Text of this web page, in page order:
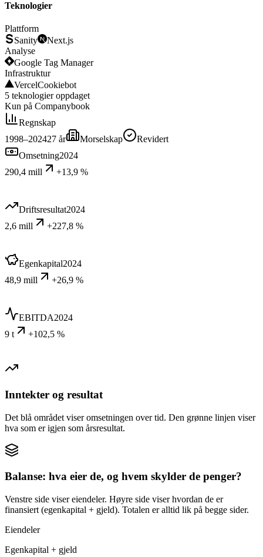
Teknologier
Plattform
Sanity
Next.js
Analyse
Google Tag Manager
Infrastruktur
VercelCookiebot
5 teknologier oppdaget
Kun på Companybook
Regnskap
1998–202427 år Morselskap
Revidert
Omsetning2024
290,4 mill
+13,9 %
Driftsresultat2024
2,6 mill
+227,8 %
Egenkapital2024
48,9 mill
+26,9 %
EBITDA2024
9 t
+102,5 %
Inntekter og resultat
Det blå området viser omsetningen over tid. Den grønne linjen viser
hva som er igjen som årsresultat.
Balanse: hva eier de, og hvem skylder de penger?
Venstre side viser eiendeler. Høyre side viser hvordan de er
finansiert (egenkapital + gjeld). Totalen er alltid lik på begge sider.
Eiendeler
Egenkapital + gjeld